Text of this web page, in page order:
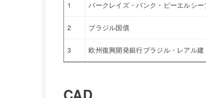
1 バークレイズ・バンク・ピーエルシ
2 ブラジル国債
3 欧州復興開発銀行ブラジル・レアル